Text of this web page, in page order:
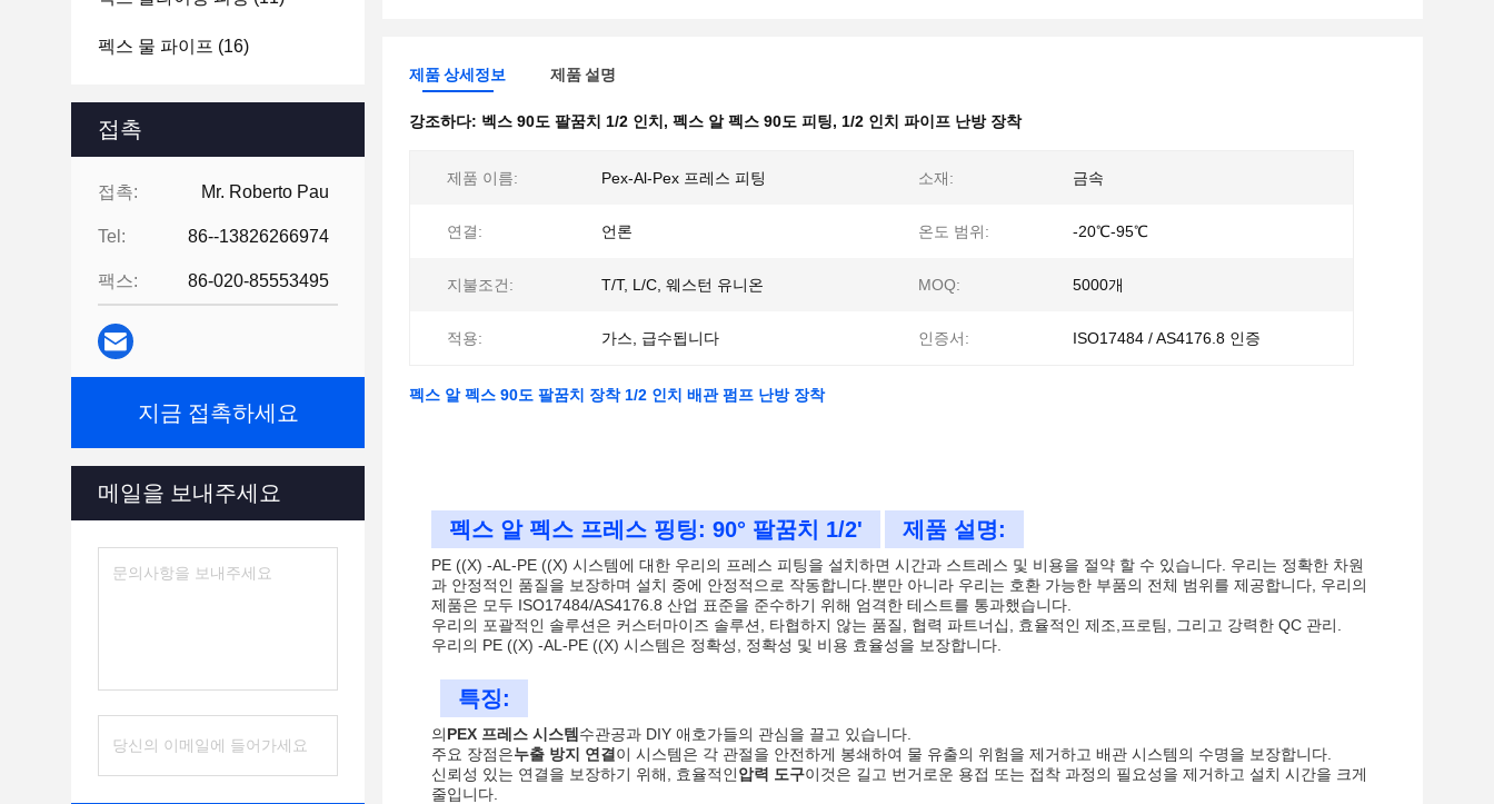
펙스 물 파이프 (16)
접촉
접촉: Mr. Roberto Pau
Tel: 86--13826266974
팩스: 86-020-85553495
지금 접촉하세요
메일을 보내주세요
제품 상세정보 제품 설명
강조하다: 벡스 90도 팔꿈치 1/2 인치 , 펙스 알 펙스 90도 피팅, 1/2 인치 파이프 난방 장착
제품 이름: Pex-Al-Pex 프레스 피팅 소재: 금속
연결: 언론 온도 범위: -20℃-95℃
지불조건: T/T, L/C, 웨스턴 유니온 MOQ: 5000개
적용: 가스, 급수됩니다 인증서: ISO17484 / AS4176.8 인증
펙스 알 펙스 90도 팔꿈치 장착 1/2 인치 배관 펌프 난방 장착
펙스 알 펙스 프레스 핑팅: 90° 팔꿈치 1/2' 제품 설명:
PE ((X) -AL-PE ((X) 시스템에 대한 우리의 프레스 피팅을 설치하면 시간과 스트레스 및 비용을 절약 할 수 있습니다. 우리는 정확한 차원
과 안정적인 품질을 보장하며 설치 중에 안정적으로 작동합니다.뿐만 아니라 우리는 호환 가능한 부품의 전체 범위를 제공합니다, 우리의
제품은 모두 ISO17484/AS4176.8 산업 표준을 준수하기 위해 엄격한 테스트를 통과했습니다.
우리의 포괄적인 솔루션은 커스터마이즈 솔루션, 타협하지 않는 품질, 협력 파트너십, 효율적인 제조,프로팀, 그리고 강력한 QC 관리.
우리의 PE ((X) -AL-PE ((X) 시스템은 정확성, 정확성 및 비용 효율성을 보장합니다.
특징:
의PEX 프레스 시스템 수관공과 DIY 애호가들의 관심을 끌고 있습니다.
주요 장점은누출 방지 연결 이 시스템은 각 관절을 안전하게 봉쇄하여 물 유출의 위험을 제거하고 배관 시스템의 수명을 보장합니다.
신뢰성 있는 연결을 보장하기 위해, 효율적인압력 도구이것은 길고 번거로운 용접 또는 접착 과정의 필요성을 제거하고 설치 시간을 크게
줄입니다.